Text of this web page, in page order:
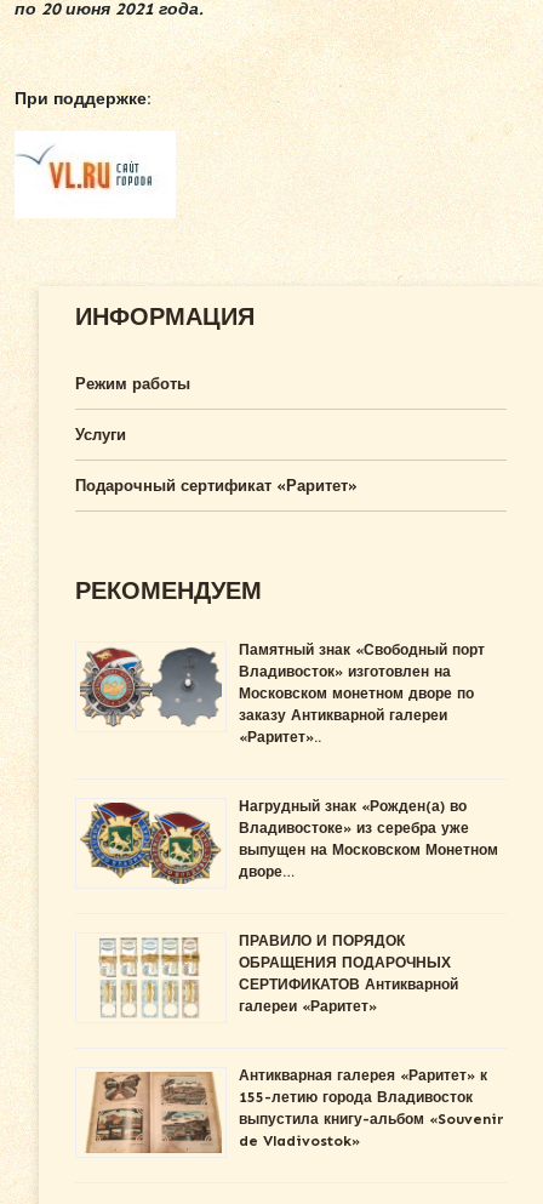
по 20 июня 2021 года.
При поддержке:
ИНФОРМАЦИЯ
Режим работы
Услуги
Подарочный сертификат «Раритет»
РЕКОМЕНДУЕМ
Памятный знак «Свободный порт
Владивосток» изготовлен на
Московском монетном дворе по
заказу Антикварной галереи
«Раритет»..
Нагрудный знак «Рожден(а) во
Владивостоке» из серебра уже
выпущен на Московском Монетном
дворе…
ПРАВИЛО И ПОРЯДОК
ОБРАЩЕНИЯ ПОДАРОЧНЫХ
СЕРТИФИКАТОВ Антикварной
галереи «Раритет»
Антикварная галерея «Раритет» к
155-летию города Владивосток
выпустила книгу-альбом «Souvenir
de Vladivostok»